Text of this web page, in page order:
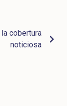
cobertura
noticiosa